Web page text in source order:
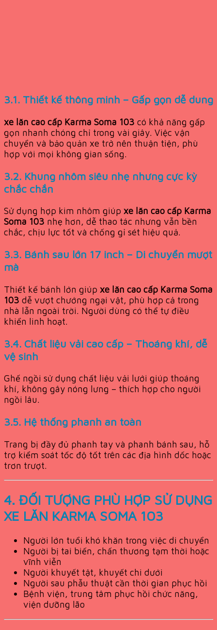
3.1. Thiết kế thông minh – Gấp gọn dễ dung
xe lăn cao cấp Karma Soma 103 có khả năng gấp
gọn nhanh chóng chỉ trong vài giây. Việc vận
chuyển và bảo quản xe trở nên thuận tiện, phù
hợp với mọi không gian sống.
3.2. Khung nhôm siêu nhẹ nhưng cực kỳ
chắc chắn
Sử dụng hợp kim nhôm giúp xe lăn cao cấp Karma
Soma 103 nhẹ hơn, dễ thao tác nhưng vẫn bền
chắc, chịu lực tốt và chống gỉ sét hiệu quả.
3.3. Bánh sau lớn 17 inch – Di chuyển mượt
mà
Thiết kế bánh lớn giúp xe lăn cao cấp Karma Soma
103 dễ vượt chướng ngại vật, phù hợp cả trong
nhà lẫn ngoài trời. Người dùng có thể tự điều
khiển linh hoạt.
3.4. Chất liệu vải cao cấp – Thoáng khí, dễ
vệ sinh
Ghế ngồi sử dụng chất liệu vải lưới giúp thoáng
khí, không gây nóng lưng – thích hợp cho người
ngồi lâu.
3.5. Hệ thống phanh an toàn
Trang bị đầy đủ phanh tay và phanh bánh sau, hỗ
trợ kiểm soát tốc độ tốt trên các địa hình dốc hoặc
trơn trượt.
4. ĐỐI TƯỢNG PHÙ HỢP SỬ DỤNG
XE LĂN KARMA SOMA 103
Người lớn tuổi khó khăn trong việc di chuyển
Người bị tai biến, chấn thương tạm thời hoặc
vĩnh viễn
Người khuyết tật, khuyết chi dưới
Người sau phẫu thuật cần thời gian phục hồi
Bệnh viện, trung tâm phục hồi chức năng,
viện dưỡng lão